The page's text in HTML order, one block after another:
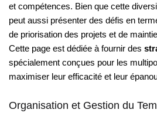
et compétences. Bien que cette
peut aussi présenter des défis en
de priorisation des projets et de
Cette page est dédiée à fournir des
spécialement conçues pour les
maximiser leur efficacité et leur
Organisation et Gestion du